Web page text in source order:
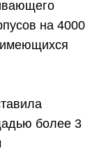
на 4000
имеющихся
более 3